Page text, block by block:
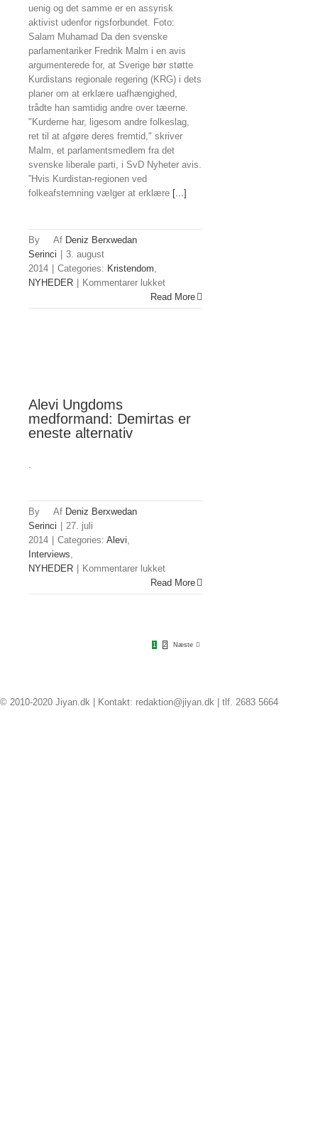
uenig og det samme er en assyrisk
aktivist udenfor rigsforbundet. Foto:
Salam Muhamad Da den svenske
parlamentariker Fredrik Malm i en avis
argumenterede for, at Sverige bør støtte
Kurdistans regionale regering (KRG) i dets
planer om at erklære uafhængighed,
trådte han samtidig andre over tæerne.
"Kurderne har, ligesom andre folkeslag,
ret til at afgøre deres fremtid," skriver
Malm, et parlamentsmedlem fra det
svenske liberale parti, i SvD Nyheter avis.
”Hvis Kurdistan-regionen ved
folkeafstemning vælger at erklære [...]
By
Deniz Berxwedan
Serinci
3. august
2014
Categories: Kristendom,
NYHEDER
Kommentarer lukkettil
Assyrere
i
Read More
Alevi Ungdoms
medformand: Demirtas er
eneste alternativ
.
By
Deniz Berxwedan
Serinci
27. juli
2014
Categories: Alevi,
Interviews,
NYHEDER
Kommentarer lukkettil
Alevi
Ungdoms
er
Read More
1 2 Næste
© 2010-2020 Jiyan.dk | Kontakt: redaktion@jiyan.dk | tlf. 2683 5664